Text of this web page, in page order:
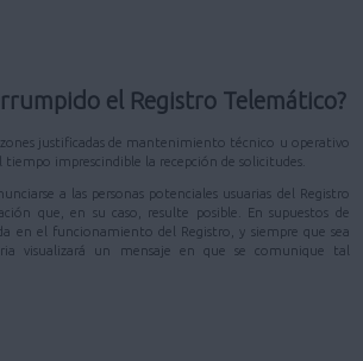
el Registro Telemático?
justificadas de mantenimiento técnico u operativo
imprescindible la recepción de solicitudes.
a las personas potenciales usuarias del Registro
que, en su caso, resulte posible. En supuestos de
en el funcionamiento del Registro, y siempre que sea
visualizará un mensaje en que se comunique tal